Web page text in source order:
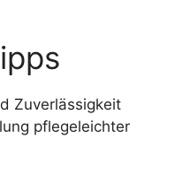
Zuverlässigkeit
pflegeleichter